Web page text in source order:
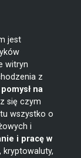
jest
witryn
z
na
się czym
wszystko o
i
i pracę w
kryptowaluty,